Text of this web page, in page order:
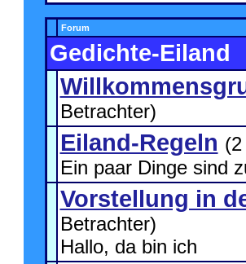
Forum
Gedichte-Eiland
Betrachter)
Eiland-Regeln
Ein paar Dinge sind
Vorstellung in
Betrachter)
Hallo, da bin ich